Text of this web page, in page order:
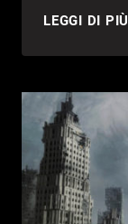
LEGGI DI PIÙ